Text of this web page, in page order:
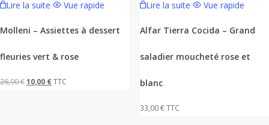
Lire la suite Vue rapide
Molleni – Assiettes à dessert
fleuries vert & rose
26,00€Le
10,00 € Le
TTC
Lire la suite Vue rapide
Alfar Tierra Cocida – Grand
saladier moucheté rose et
blanc
33,00€TTC